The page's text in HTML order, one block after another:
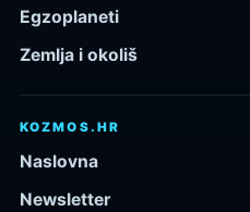
Egzoplaneti
Zemlja i okoliš
KOZMOS.HR
Naslovna
Newsletter